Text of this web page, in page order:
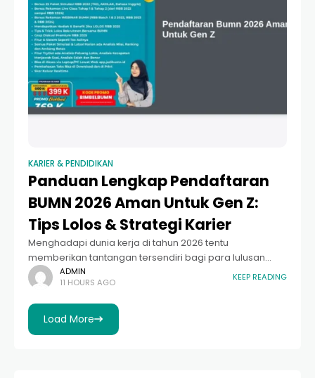
KARIER & PENDIDIKAN
Panduan Lengkap Pendaftaran
BUMN 2026 Aman Untuk Gen Z:
Tips Lolos & Strategi Karier
Menghadapi dunia kerja di tahun 2026 tentu
memberikan tantangan tersendiri bagi para lulusan
baru maupun tenaga kerja muda. Salah satu peluang
karier yang paling diincar adalah bergabung dengan
Badan Usaha
ADMIN
11 HOURS AGO
KEEP READING
Load More